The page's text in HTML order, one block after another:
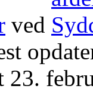
ved
23.